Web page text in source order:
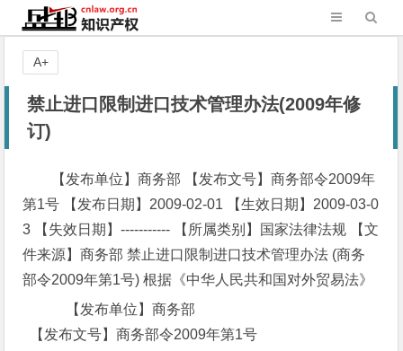
禁止进口限制进口技术管理办法(2009年修
订)
【发布单位】商务部 【发布文号】商务部令2009年
第1号 【发布日期】2009-02-01 【生效日期】2009-03-0
3 【失效日期】----------- 【所属类别】国家法律法规 【文
件来源】商务部 禁止进口限制进口技术管理办法 (商务
部令2009年第1号) 根据《中华人民共和国对外贸易法》
【发布单位】商务部
【发布文号】商务部令2009年第1号
A+